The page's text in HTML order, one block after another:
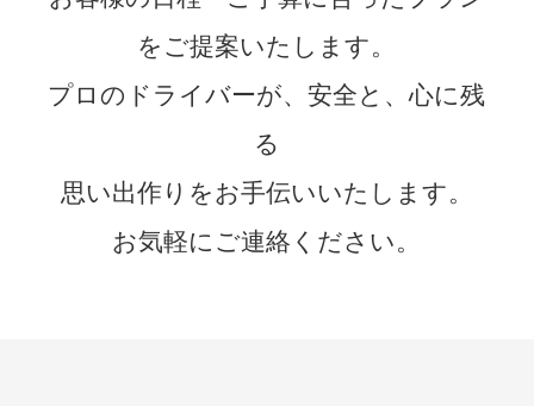
をご提案いたします。
プロのドライバーが、安全と、心に残
る
思い出作りをお手伝いいたします。
お気軽にご連絡ください。